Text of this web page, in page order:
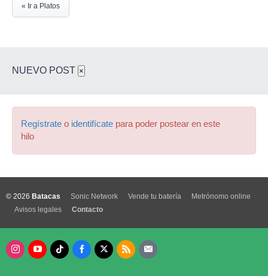
« Ir a Platos
NUEVO POST ×
Regístrate o identifícate para poder postear en este
hilo
© 2026 Batacas Sonic Network Vende tu batería
Metrónomo online
Avisos legales
Contacto